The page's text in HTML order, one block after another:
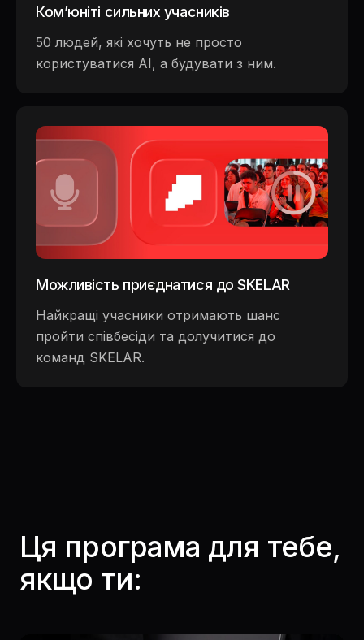
Ком’юніті сильних учасників
50 людей, які хочуть не просто
користуватися AI, а будувати з ним.
Можливість приєднатися до SKELAR
Найкращі учасники отримають шанс
пройти співбесіди та долучитися до
команд SKELAR.
Ця програма для тебе,
якщо ти: